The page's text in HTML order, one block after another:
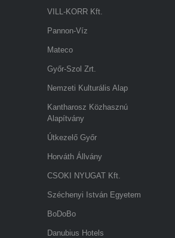
VILL-KORR Kft.
Pannon-Víz
Mateco
Győr-Szol Zrt.
Nemzeti Kulturális Alap
Kantharosz Közhasznú
Alapítvány
Útkezelő Győr
Horváth Állvány
CSOKI NYUGAT Kft.
Széchenyi István Egyetem
BoDoBo
Danubius Hotels